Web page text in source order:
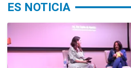
ES NOTICIA